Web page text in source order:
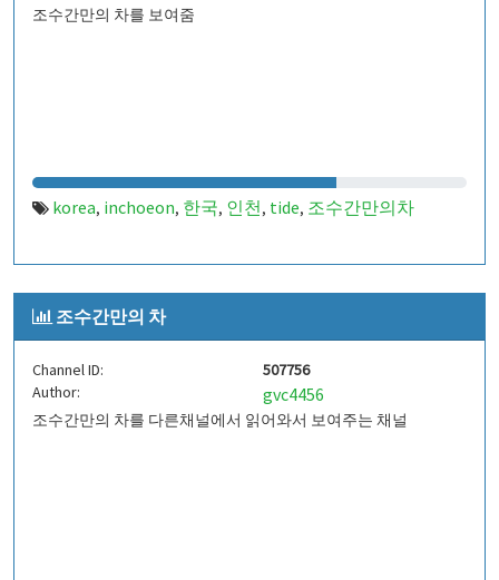
조수간만의 차를 보여줌
korea, inchoeon, 한국, 인천, tide, 조수간만의차
조수간만의 차
Channel ID:
507756
Author:
gvc4456
조수간만의 차를 다른채널에서 읽어와서 보여주는 채널